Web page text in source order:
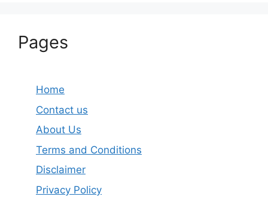
Pages
Home
Contact us
About Us
Terms and Conditions
Disclaimer
Privacy Policy